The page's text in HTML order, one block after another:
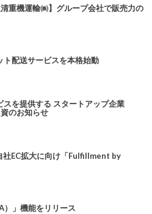
重機運輸㈱】グループ会社で販売力の
配送サービスを本格始動
を提供する スタートアップ企業
のお知らせ
EC拡大に向け「Fulfillment by
）」機能をリリース